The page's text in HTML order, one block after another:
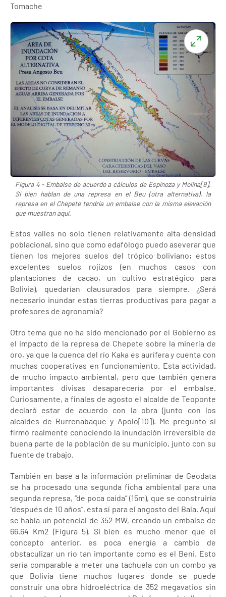
Tomache
Figura 4 - Embalse de acuerdo a cálculos de Espinoza y Molina[9].
Si bien hablan de una represa en el Beu (otra alternativa), la
represa en el Chepete tendría un embalse con la misma elevación
que muestran aquí.
Estos valles no solo tienen relativamente alta densidad
poblacional, sino que como edafólogo puedo aseverar que
tienen los mejores suelos del trópico boliviano; estos
excelentes suelos rojizos (en muchos casos con
plantaciones de cacao, un cultivo estratégico para
Bolivia), quedarían clausurados para siempre. ¿Será
necesario inundar estas tierras productivas para pagar a
profesores de agronomía?
Otro tema que no ha sido mencionado por el Gobierno es
el impacto de la represa de Chepete sobre la minería de
oro, ya que la cuenca del río Kaka es aurífera y cuenta con
muchas cooperativas en funcionamiento. Esta actividad,
de mucho impacto ambiental, pero que también genera
importantes divisas desaparecería por el embalse.
Curiosamente, a finales de agosto el alcalde de Teoponte
declaró estar de acuerdo con la obra (junto con los
alcaldes de Rurrenabaque y Apolo[10]). Me pregunto si
firmó realmente conociendo la inundación irreversible de
buena parte de la población de su municipio, junto con su
fuente de trabajo.
También en base a la información preliminar de Geodata
se ha procesado una segunda ficha ambiental para una
segunda represa, “de poca caída” (15m), que se construiría
“después de 10 años”, esta sí para el angosto del Bala. Aquí
se habla un potencial de 352 MW, creando un embalse de
66.64 Km2 (Figura 5). Si bien es mucho menor que el
concepto anterior, es poca energía a cambio de
obstaculizar un río tan importante como es el Beni. Esto
sería comparable a meter una tachuela con un combo ya
que Bolivia tiene muchos lugares donde se puede
construir una obra hidroeléctrica de 352 megavatios sin